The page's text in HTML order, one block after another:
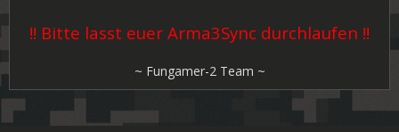
!! Bitte lasst euer Arma3Sync durchlaufen !!
~ Fungamer-2 Team ~